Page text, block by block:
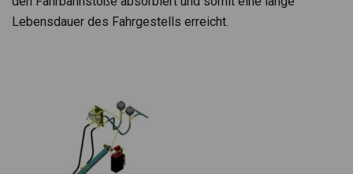
Lebens­dauer des Fahr­ge­stells erreicht.